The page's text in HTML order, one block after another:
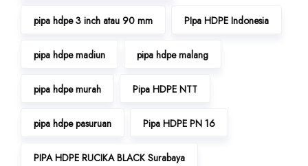
pipa hdpe 3 inch atau 90 mm PIpa HDPE Indonesia
pipa hdpe madiun pipa hdpe malang
pipa hdpe murah Pipa HDPE NTT
pipa hdpe pasuruan Pipa HDPE PN 16
PIPA HDPE RUCIKA BLACK Surabaya